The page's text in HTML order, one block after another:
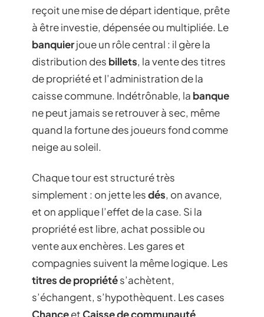
reçoit une mise de départ identique, prête
à être investie, dépensée ou multipliée. Le
banquierjoue un rôle central : il gère la
distribution des billets, la vente des titres
de propriété et l’administration de la
caisse commune. Indétrônable, la banque
ne peut jamais se retrouver à sec, même
quand la fortune des joueurs fond comme
neige au soleil.
Chaque tour est structuré très
simplement : on jette lesdés, on avance,
et on applique l’effet de la case. Si la
propriété est libre, achat possible ou
vente aux enchères. Les gares et
compagnies suivent la même logique. Les
titres de propriétés’achètent,
s’échangent, s’hypothèquent. Les cases
ChanceetCaisse de communauté